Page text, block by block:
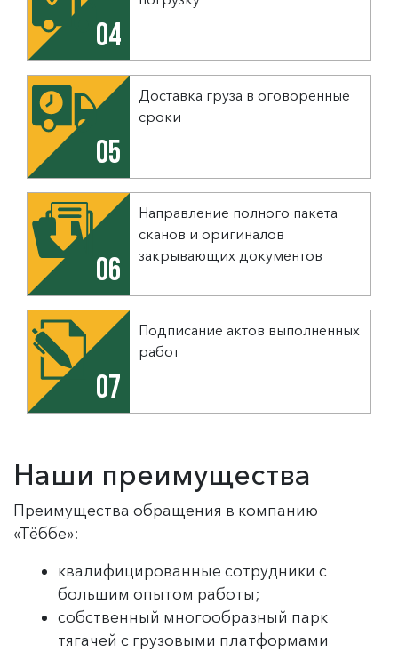
04
05
Доставка груза в оговоренные
сроки
06
Направление полного пакета
сканов и оригиналов
закрывающих документов
07
Подписание актов выполненных
работ
Наши преимущества
Преимущества обращения в компанию
«Тёббе»:
квалифицированные сотрудники с
большим опытом работы;
собственный многообразный парк
тягачей с грузовыми платформами